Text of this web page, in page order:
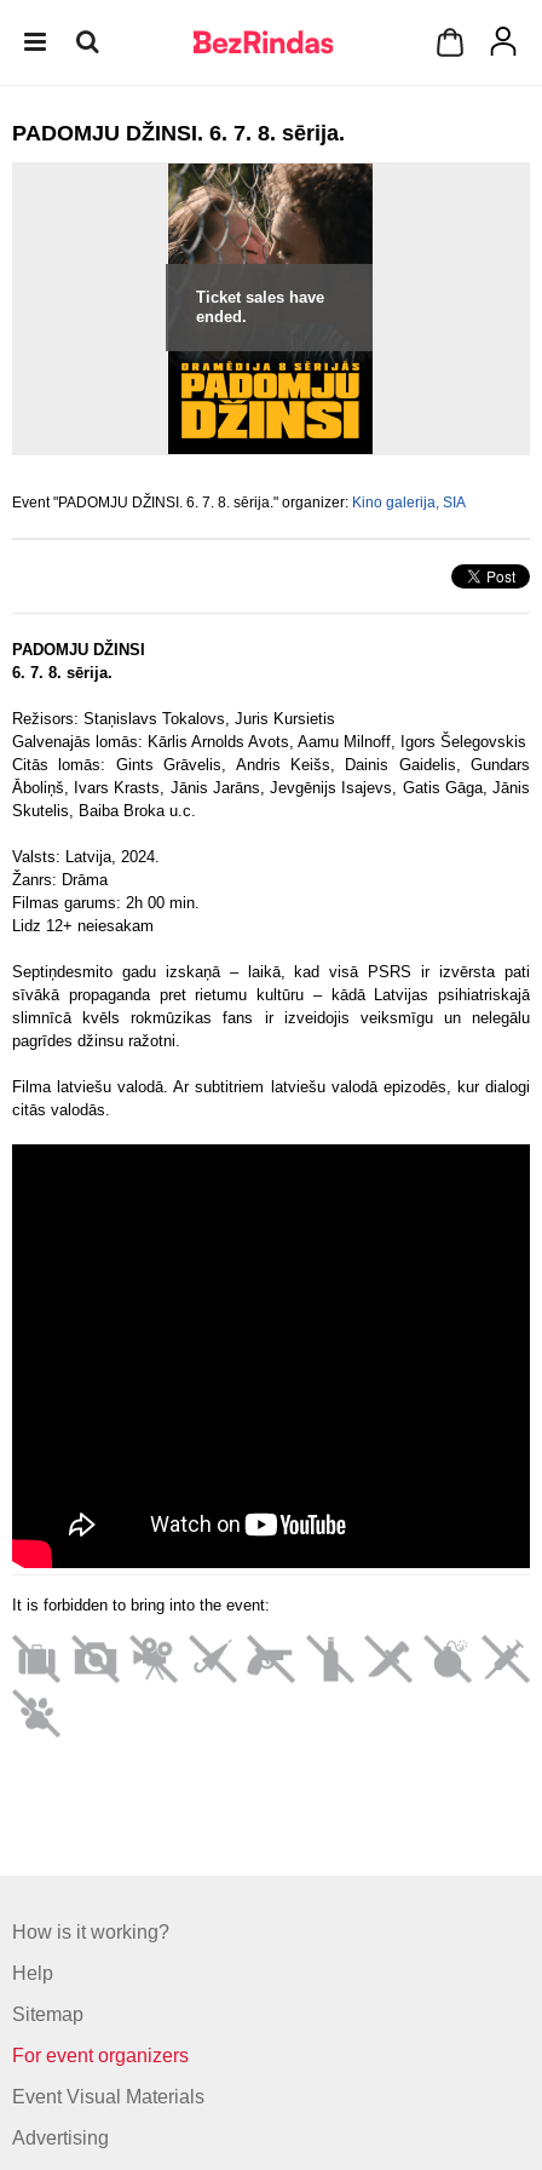
PADOMJU DŽINSI. 6. 7. 8. sērija.
Ticket sales have
ended.
Event "PADOMJU DŽINSI. 6. 7. 8. sērija." organizer: Kino galerija, SIA
PADOMJU DŽINSI
6. 7. 8. sērija.
Režisors: Staņislavs Tokalovs, Juris Kursietis
Galvenajās lomās: Kārlis Arnolds Avots, Aamu Milnoff, Igors Šelegovskis
Citās lomās: Gints Grāvelis, Andris Keišs, Dainis Gaidelis, Gundars
Āboliņš, Ivars Krasts, Jānis Jarāns, Jevgēnijs Isajevs, Gatis Gāga, Jānis
Skutelis, Baiba Broka u.c.
Valsts: Latvija, 2024.
Žanrs: Drāma
Filmas garums: 2h 00 min.
Lidz 12+ neiesakam
Septiņdesmito gadu izskaņā – laikā, kad visā PSRS ir izvērsta pati
sīvākā propaganda pret rietumu kultūru – kādā Latvijas psihiatriskajā
slimnīcā kvēls rokmūzikas fans ir izveidojis veiksmīgu un nelegālu
pagrīdes džinsu ražotni.
Filma latviešu valodā. Ar subtitriem latviešu valodā epizodēs, kur dialogi
citās valodās.
It is forbidden to bring into the event:
How is it working?
Help
Sitemap
For event organizers
Event Visual Materials
Advertising